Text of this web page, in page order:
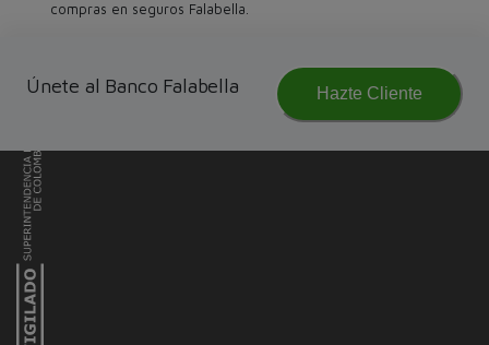
compras en seguros Falabella.
Únete al Banco Falabella Hazte Cliente